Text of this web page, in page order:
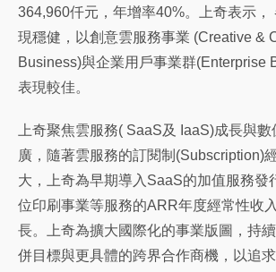
364,960仟元，年增率40%。上奇表示，
現穩健，以創意雲服務事業 (Creative &
Business)與企業用戶事業群(Enterprise
表現較佳。
上奇聚焦雲服務( SaaS及 IaaS)成長與
廣，隨著雲服務的訂閱制(Subscription)
大，上奇為早期導入SaaS的加值服務發
位印刷事業等服務的ARR年度經常性收
長。上奇為擴大國際化的事業版圖，持
併目標與更具體的跨界合作商機，以追